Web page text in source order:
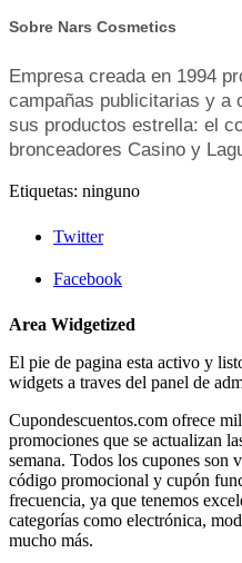
Sobre Nars Cosmetics
Empresa creada en 1994
campañas publicitarias y a
sus productos estrella: el
bronceadores Casino y
Etiquetas: ninguno
Twitter
Facebook
Area Widgetized
El pie de pagina esta activo y
widgets a traves del panel de
Cupondescuentos.com ofrece
promociones que se actualizan
semana. Todos los cupones son
código promocional y cupón
frecuencia, ya que tenemos
categorías como electrónica,
mucho más.